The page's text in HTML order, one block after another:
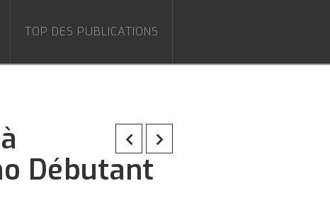
TOP DES PUBLICATIONS
Débutant